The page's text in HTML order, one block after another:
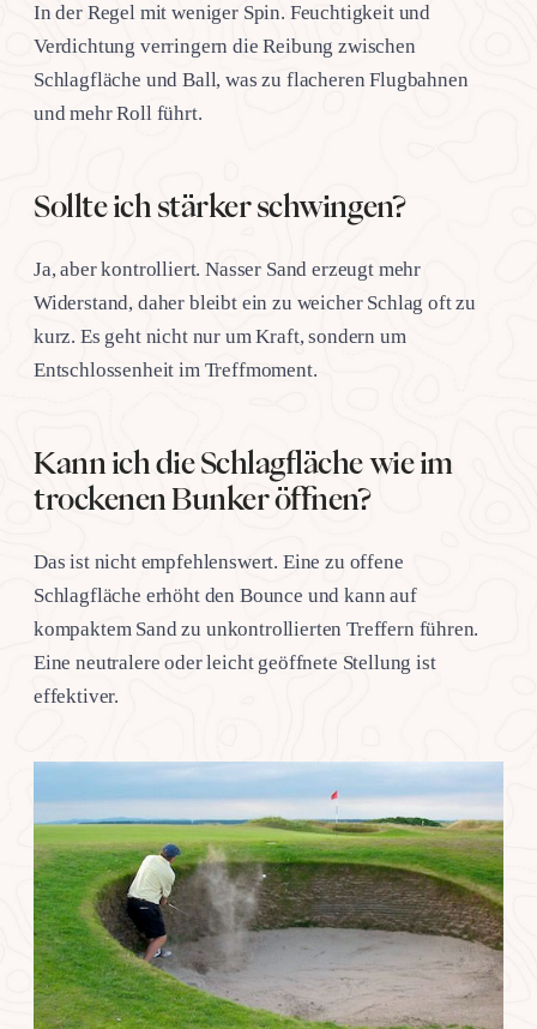
In der Regel mit weniger Spin. Feuchtigkeit und
Verdichtung verringern die Reibung zwischen
Schlagfläche und Ball, was zu flacheren Flugbahnen
und mehr Roll führt.
Sollte ich stärker schwingen?
Ja, aber kontrolliert. Nasser Sand erzeugt mehr
Widerstand, daher bleibt ein zu weicher Schlag oft zu
kurz. Es geht nicht nur um Kraft, sondern um
Entschlossenheit im Treffmoment.
Kann ich die Schlagfläche wie im
trockenen Bunker öffnen?
Das ist nicht empfehlenswert. Eine zu offene
Schlagfläche erhöht den Bounce und kann auf
kompaktem Sand zu unkontrollierten Treffern führen.
Eine neutralere oder leicht geöffnete Stellung ist
effektiver.